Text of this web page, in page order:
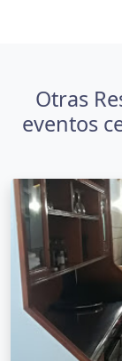
Otras
eventos